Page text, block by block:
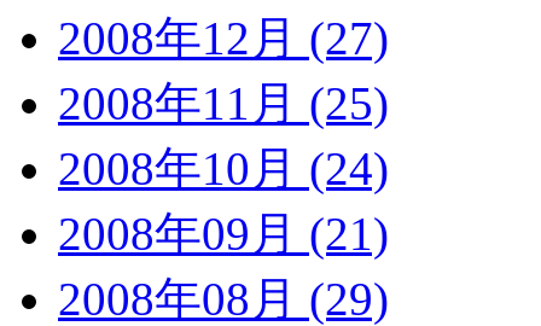
2008年12月 (27)
2008年11月 (25)
2008年10月 (24)
2008年09月 (21)
2008年08月 (29)